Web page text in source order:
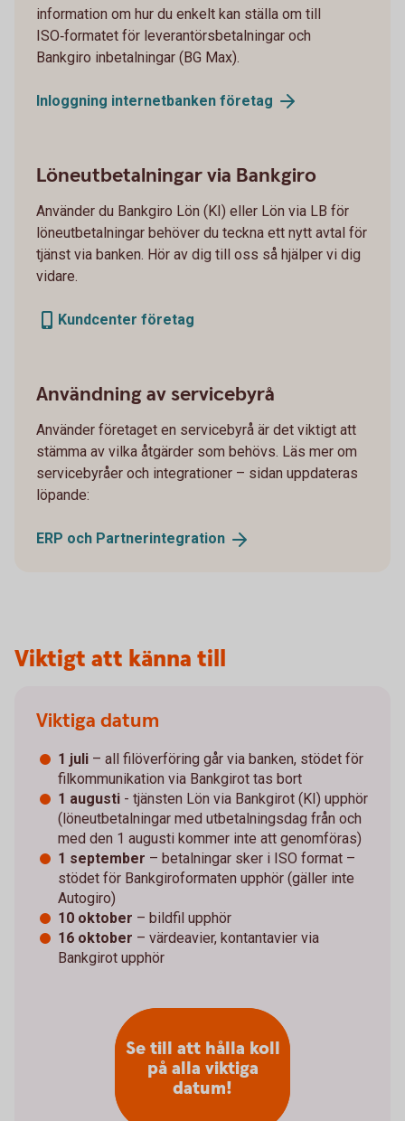
information om hur du enkelt kan ställa om till
ISO‑formatet för leverantörsbetalningar och
Bankgiro inbetalningar (BG Max).
Inloggning internetbanken företag
Löneutbetalningar via Bankgiro
Använder du Bankgiro Lön (KI) eller Lön via LB för
löneutbetalningar behöver du teckna ett nytt avtal för
tjänst via banken. Hör av dig till oss så hjälper vi dig
vidare.
Kundcenter företag
Användning av servicebyrå
Använder företaget en servicebyrå är det viktigt att
stämma av vilka åtgärder som behövs. Läs mer om
servicebyråer och integrationer – sidan uppdateras
löpande:
ERP och Partnerintegration
Viktigt att känna till
Viktiga datum
1 juli – all filöverföring går via banken, stödet för
filkommunikation via Bankgirot tas bort
1 augusti - tjänsten Lön via Bankgirot (KI) upphör
(löneutbetalningar med utbetalningsdag från och
med den 1 augusti kommer inte att genomföras)
1 september – betalningar sker i ISO format –
stödet för Bankgiroformaten upphör (gäller inte
Autogiro)
10 oktober – bildfil upphör
16 oktober – värdeavier, kontantavier via
Bankgirot upphör
Se till att hålla koll
på alla viktiga
datum!